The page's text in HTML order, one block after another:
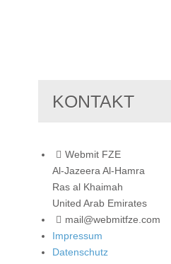
KONTAKT
Webmit FZE
Al-Jazeera Al-Hamra
Ras al Khaimah
United Arab Emirates
mail@webmitfze.com
Impressum
Datenschutz